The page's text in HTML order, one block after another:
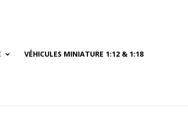
VÉHICULES MINIATURE 1:12 & 1:18